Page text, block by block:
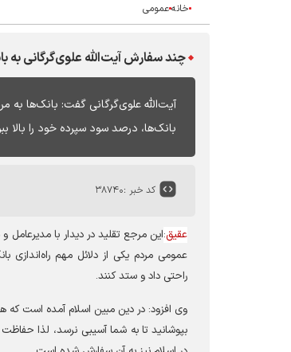
خانهعمومی
چند سفارش‌ آیت‌الله علوی‌گرگانی به
آیت‌الله علوی‌گرگانی گفت: بانک‌ها به
بانک‌ها، درصد سود سپرده خود را بالا
کد خبر :۳۸۷۴۰
عقیق:این مرجع تقلید در دیدار با
عمومی مردم یکی از دلائل مهم راه‌اندازی
راحتی داد و ستد کنند.
وی افزود: در دین مبین اسلام آمده است که
بپوشانید تا به شما آسیبی نرسد، لذا